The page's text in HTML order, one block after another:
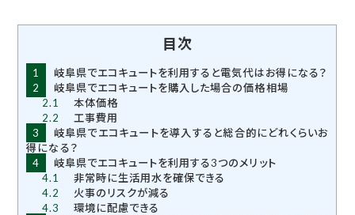
目次
1
岐阜県でエコキュートを利用すると電気代はお得になる？
2
岐阜県でエコキュートを購入した場合の価格相場
2.1
本体価格
2.2
工事費用
3
岐阜県でエコキュートを導入すると総合的にどれくらいお
得になる？
4
岐阜県でエコキュートを利用する3つのメリット
4.1
非常時に生活用水を確保できる
4.2
火事のリスクが減る
4.3
環境に配慮できる